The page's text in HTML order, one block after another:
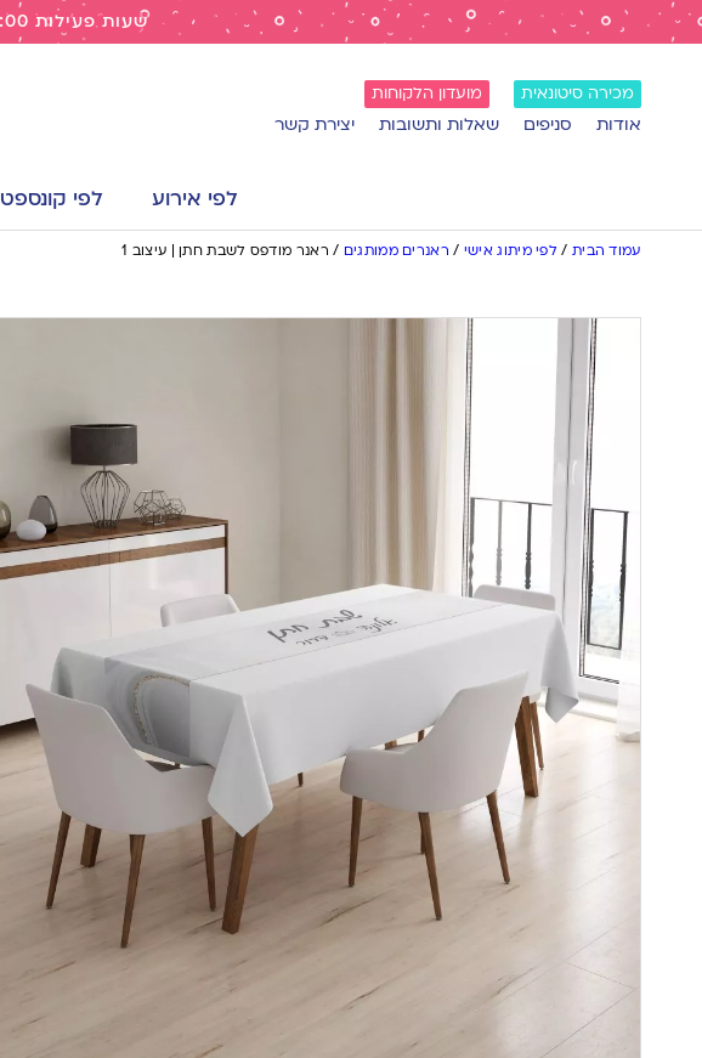
שעות פעילות 9:30-19:00 בחנות | משלוח חינם מעל 299 ש"ח
מכירה סיטונאית מועדון הלקוחות
אודות סניפים שאלות ותשובות יצירת קשר
לפי אירוע לפי קונספט
עמוד הבית / לפי מיתוג אישי / ראנרים ממותגים / ראנר מודפס לשבת חתן | עיצוב 1